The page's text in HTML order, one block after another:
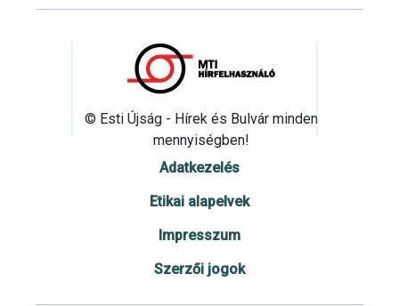
© Esti Újság - Hírek és Bulvár minden
mennyiségben!
Adatkezelés
Etikai alapelvek
Impresszum
Szerzői jogok